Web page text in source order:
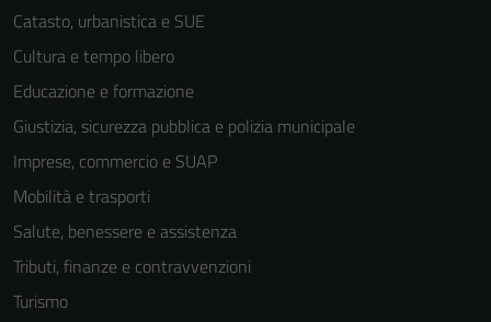
Catasto, urbanistica e SUE
Cultura e tempo libero
Educazione e formazione
Giustizia, sicurezza pubblica e polizia municipale
Imprese, commercio e SUAP
Mobilità e trasporti
Salute, benessere e assistenza
Tributi, finanze e contravvenzioni
Turismo